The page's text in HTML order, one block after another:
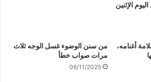
الإثنين
أغنامه،
من سنن الوضوء غسل الوجه ثلاث
مرات صواب خطأ
06/11/2025